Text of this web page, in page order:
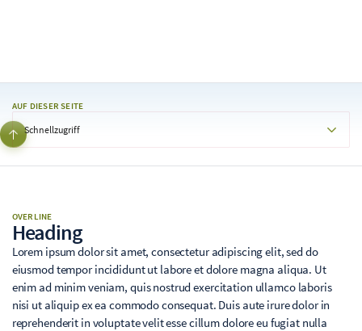
AUF DIESER SEITE
Schnellzugriff
OVERLINE
Heading
Lorem ipsum dolor sit amet, consectetur adipiscing elit, sed do
eiusmod tempor incididunt ut labore et dolore magna aliqua. Ut
enim ad minim veniam, quis nostrud exercitation ullamco laboris
nisi ut aliquip ex ea commodo consequat. Duis aute irure dolor in
reprehenderit in voluptate velit esse cillum dolore eu fugiat nulla